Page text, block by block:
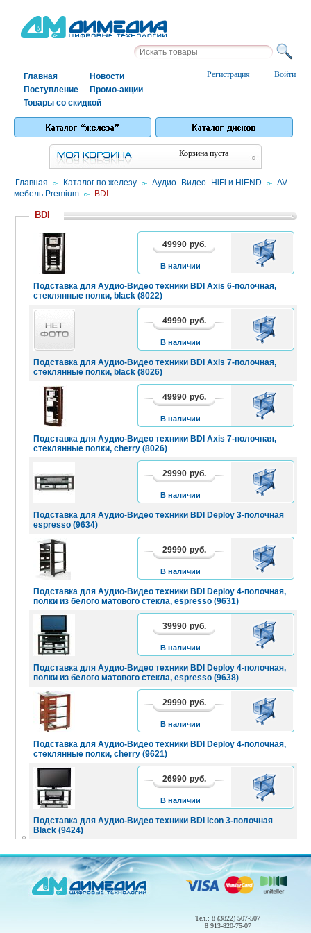
Войти
Регистрация
Главная
Новости
Поступление
Промо-акции
Товары со скидкой
Корзина пуста
Главная / Каталог по железу / Аудио- Видео- HiFi и HiEND /
AV
мебель Premium / BDI
BDI
Подставка для Аудио-Видео техники BDI Axis 6-полочная,
стеклянные полки, black (8022)
49990 руб.
В наличии
В
КОРЗИНУ
Подставка для Аудио-Видео техники BDI Axis 7-полочная,
стеклянные полки, black (8026)
49990 руб.
В наличии
В
КОРЗИНУ
Подставка для Аудио-Видео техники BDI Axis 7-полочная,
стеклянные полки, cherry (8026)
49990 руб.
В наличии
В
КОРЗИНУ
Подставка для Аудио-Видео техники BDI Deploy 3-полочная
espresso (9634)
29990 руб.
В наличии
В
КОРЗИНУ
Подставка для Аудио-Видео техники BDI Deploy 4-полочная,
полки из белого матового стекла, espresso (9631)
29990 руб.
В наличии
В
КОРЗИНУ
Подставка для Аудио-Видео техники BDI Deploy 4-полочная,
полки из белого матового стекла, espresso (9638)
39990 руб.
В наличии
В
КОРЗИНУ
Подставка для Аудио-Видео техники BDI Deploy 4-полочная,
стеклянные полки, cherry (9621)
29990 руб.
В наличии
В
КОРЗИНУ
Подставка для Аудио-Видео техники BDI Icon 3-полочная
Black (9424)
26990 руб.
В наличии
В
КОРЗИНУ
Тел.: 8 (3822) 507-507
8 913-820-75-07